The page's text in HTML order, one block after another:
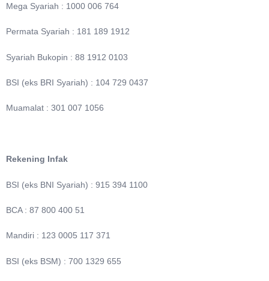
Mega Syariah : 1000 006 764
Permata Syariah : 181 189 1912
Syariah Bukopin : 88 1912 0103
BSI (eks BRI Syariah) : 104 729 0437
Muamalat : 301 007 1056
Rekening Infak
BSI (eks BNI Syariah) : 915 394 1100
BCA : 87 800 400 51
Mandiri : 123 0005 117 371
BSI (eks BSM) : 700 1329 655